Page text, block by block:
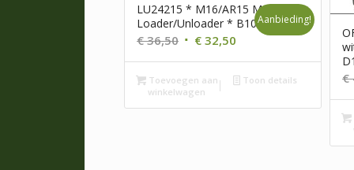
LU24215 * M16/AR15 Mag.
Loader/Unloader * B10
€36,50 Oorspronkelijke
prijs
was:
€ 36,50.
€ 32,50 Huidige
prijs
is:
Aanbieding!
Toevoegen aan
winkelwagen
Toon details €